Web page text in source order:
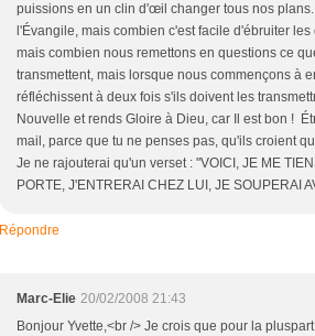
puissions en un clin d'œil changer tous nos
l'Évangile, mais combien c'est facile d'ébruiter
mais combien nous remettons en questions ce
transmettent, mais lorsque nous commençons à
réfléchissent à deux fois s'ils doivent les
Nouvelle et rends Gloire à Dieu, car Il est bon !
mail, parce que tu ne penses pas, qu'ils croient
Je ne rajouterai qu'un verset : "VOICI, JE ME
PORTE, J'ENTRERAI CHEZ LUI, JE SOUPERAI
Répondre
Marc-Elie 20/02/2008 21:43
Bonjour Yvette,<br /> Je crois que pour la